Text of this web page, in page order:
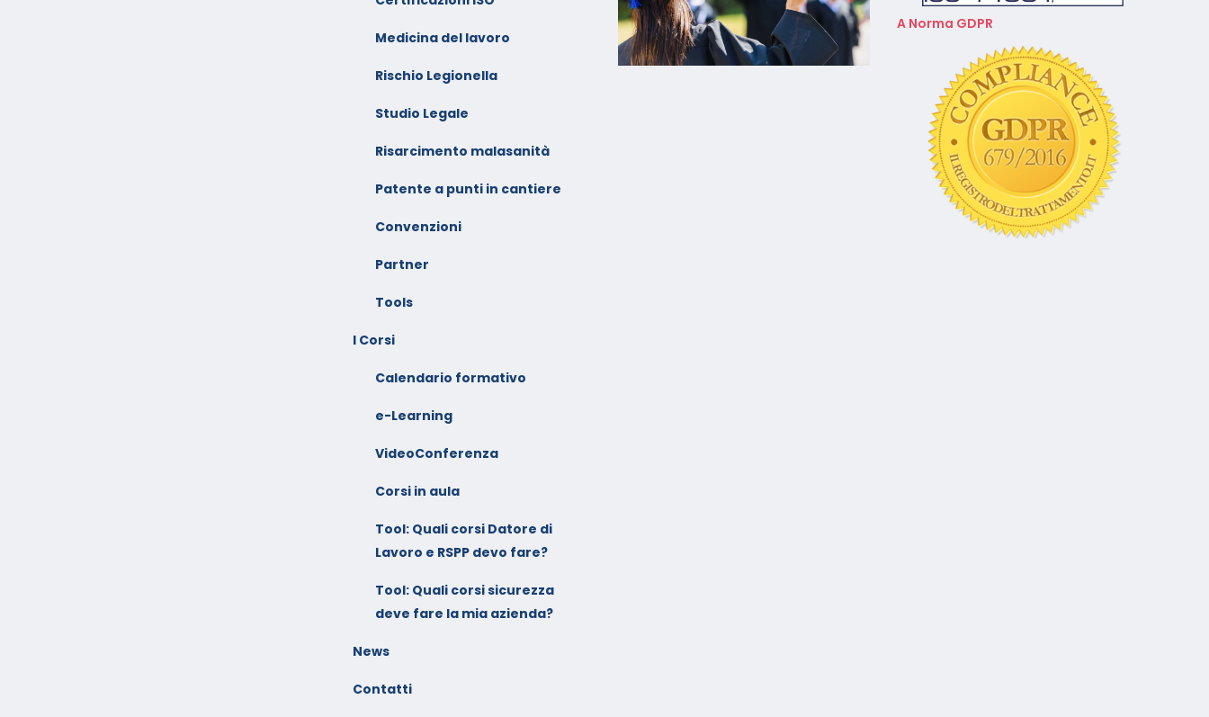
Medicina del lavoro
Rischio Legionella
Studio Legale
Risarcimento malasanità
Patente a punti in cantiere
Convenzioni
Partner
Tools
I Corsi
Calendario formativo
e-Learning
VideoConferenza
Corsi in aula
Tool: Quali corsi Datore di
Lavoro e RSPP devo fare?
Tool: Quali corsi sicurezza
deve fare la mia azienda?
News
Contatti
A Norma GDPR